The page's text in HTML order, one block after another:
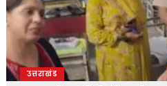
उत्तराखंड